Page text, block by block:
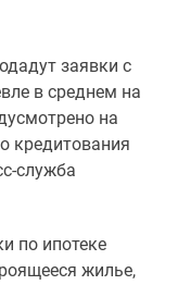
заявки с
в среднем на
на
кредитования
служба
по ипотеке
жилье,